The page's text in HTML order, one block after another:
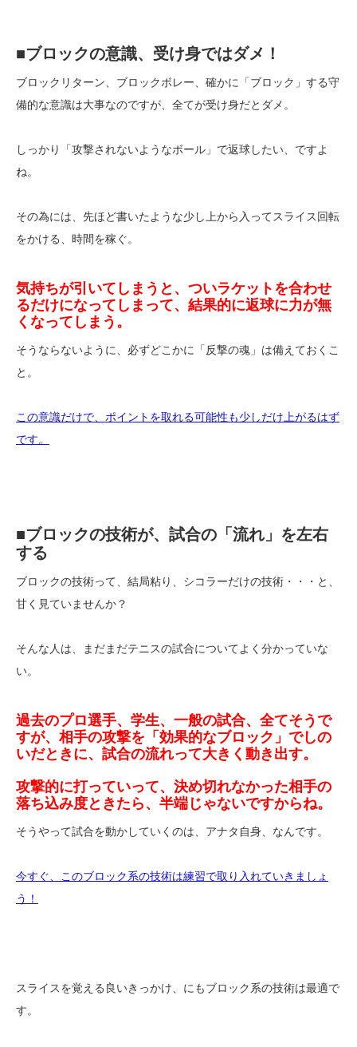
■ブロックの意識、受け身ではダメ！
ブロックリターン、ブロックボレー、確かに「ブロック」する守
備的な意識は大事なのですが、全てが受け身だとダメ。
しっかり「攻撃されないようなボール」で返球したい、ですよ
ね。
その為には、先ほど書いたような少し上から入ってスライス回転
をかける、時間を稼ぐ。
気持ちが引いてしまうと、ついラケットを合わせ
るだけになってしまって、結果的に返球に力が無
くなってしまう。
そうならないように、必ずどこかに「反撃の魂」は備えておくこ
と。
この意識だけで、ポイントを取れる可能性も少しだけ上がるはず
です。
■ブロックの技術が、試合の「流れ」を左右
する
ブロックの技術って、結局粘り、シコラーだけの技術・・・と、
甘く見ていませんか？
そんな人は、まだまだテニスの試合についてよく分かっていな
い。
過去のプロ選手、学生、一般の試合、全てそうで
すが、相手の攻撃を「効果的なブロック」でしの
いだときに、試合の流れって大きく動き出す。
攻撃的に打っていって、決め切れなかった相手の
落ち込み度ときたら、半端じゃないですからね。
そうやって試合を動かしていくのは、アナタ自身、なんです。
今すぐ、このブロック系の技術は練習で取り入れていきましょ
う！
スライスを覚える良いきっかけ、にもブロック系の技術は最適で
す。